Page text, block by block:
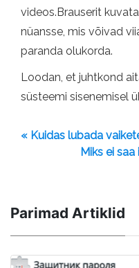
videos.Brauserit
nüansse, mis võivad
paranda olukorda.
Loodan, et juhtkond
süsteemi sisenemisel
« Kuidas lubada
Miks ei
Parimad Artiklid